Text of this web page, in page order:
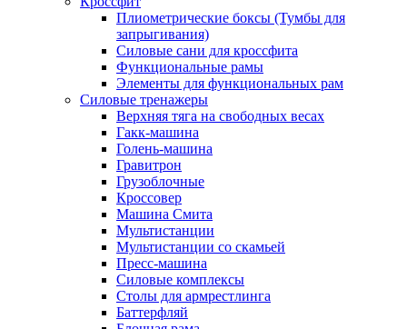
Плиометрические боксы (Тумбы для
запрыгивания)
Силовые сани для кроссфита
Функциональные рамы
Элементы для функциональных рам
Силовые тренажеры
Верхняя тяга на свободных весах
Гакк-машина
Голень-машина
Гравитрон
Грузоблочные
Кроссовер
Машина Смита
Мультистанции
Мультистанции со скамьей
Пресс-машина
Силовые комплексы
Столы для армрестлинга
Баттерфляй